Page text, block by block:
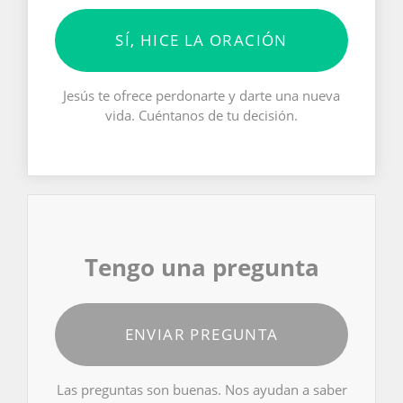
SÍ, HICE LA ORACIÓN
Jesús te ofrece perdonarte y darte una nueva
vida. Cuéntanos de tu decisión.
Tengo una pregunta
ENVIAR PREGUNTA
Las preguntas son buenas. Nos ayudan a saber